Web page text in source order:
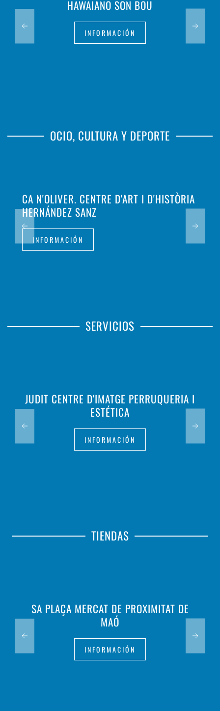
HAWAIANO SON BOU
INFORMACIÓN
OCIO, CULTURA Y DEPORTE
CA N'OLIVER. CENTRE D'ART I D'HISTÒRIA
HERNÁNDEZ SANZ
INFORMACIÓN
SERVICIOS
JUDIT CENTRE D'IMATGE PERRUQUERIA I
ESTÉTICA
INFORMACIÓN
TIENDAS
SA PLAÇA MERCAT DE PROXIMITAT DE
MAÓ
INFORMACIÓN